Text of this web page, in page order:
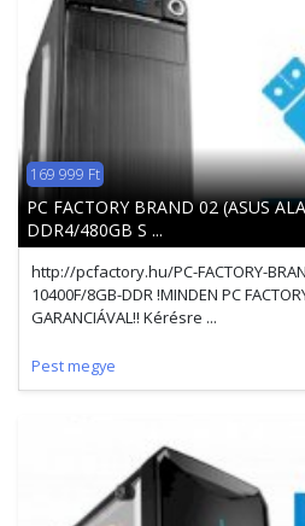
169 999 Ft
PC FACTORY BRAND 02 (ASUS
DDR4/480GB S ...
http://pcfactory.hu/PC-FACTORY-
10400F/8GB-DDR !MINDEN PC
GARANCIÁVAL!! Kérésre ...
Pest megye